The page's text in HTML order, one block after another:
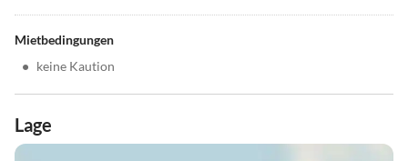
Mietbedingungen
• keine Kaution
Lage